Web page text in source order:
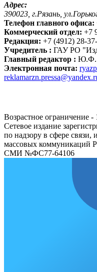
Адрес:
390023, г.Рязань,
Телефон главного офиса:
Коммерческий отдел: +7
Редакция: +7 (4912) 28-
Учредитель : ГАУ РО
Главный редактор : Ю.Ф.
Электронная почта:
Возрастное ограничение -
Сетевое издание
по надзору в сфере
массовых коммуникаций
СМИ №ФС77-64106